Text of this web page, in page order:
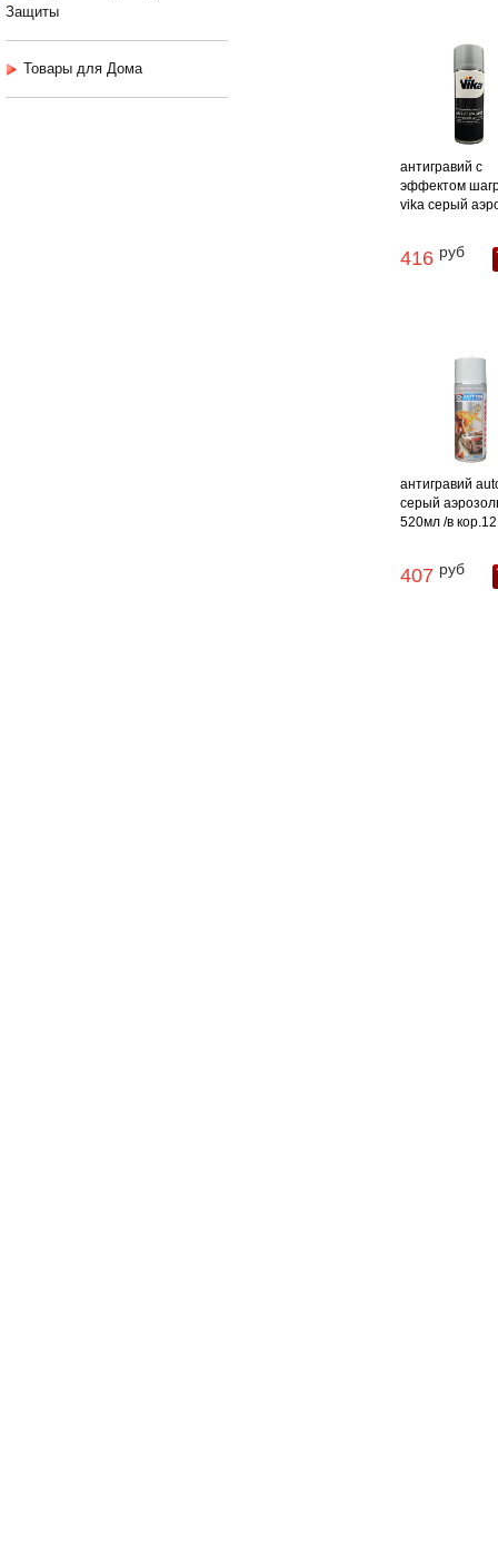
Защиты
Товары для Дома
антигравий с
эффектом
vika серый
416 руб
антигравий
серый
520мл /в кор.12
407 руб